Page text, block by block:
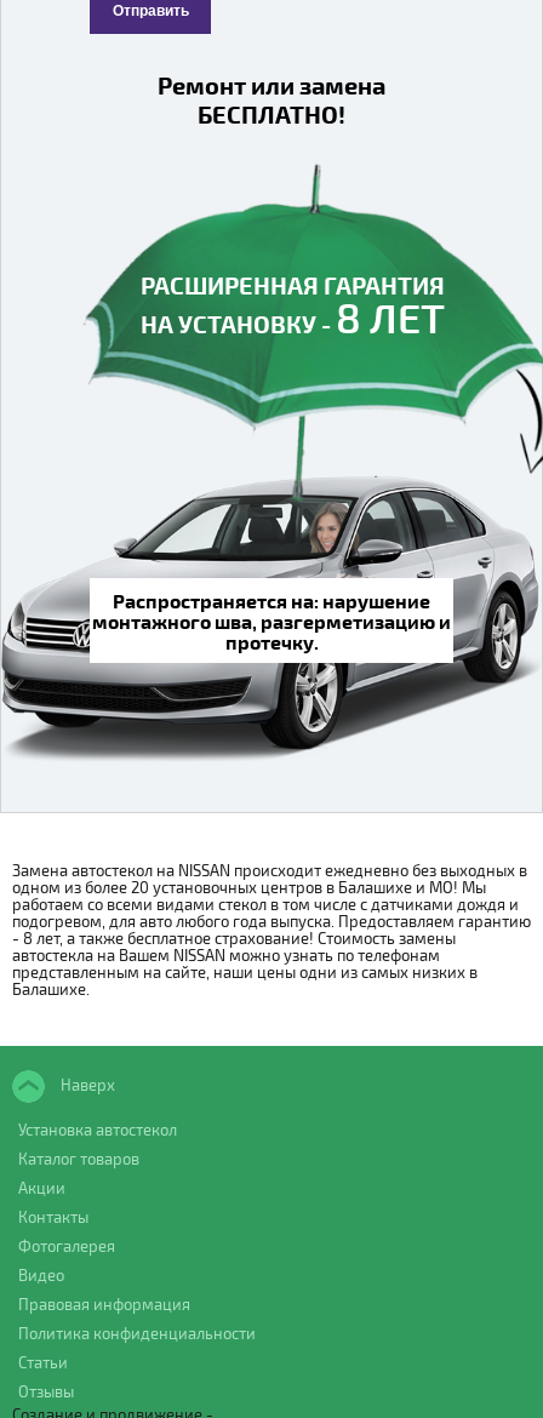
Отправить
Ремонт или замена
БЕСПЛАТНО!
РАСШИРЕННАЯ ГАРАНТИЯ
НА УСТАНОВКУ - 8 ЛЕТ
Распространяется на: нарушение
монтажного шва, разгерметизацию и
протечку.
Замена автостекол на NISSAN происходит ежедневно без выходных в
одном из более 20 установочных центров в Балашихе и МО! Мы
работаем со всеми видами стекол в том числе с датчиками дождя и
подогревом, для авто любого года выпуска. Предоставляем гарантию
- 8 лет, а также бесплатное страхование! Стоимость замены
автостекла на Вашем NISSAN можно узнать по телефонам
представленным на сайте, наши цены одни из самых низких в
Балашихе.
Наверх
Установка автостекол
Каталог товаров
Акции
Контакты
Фотогалерея
Видео
Правовая информация
Политика конфиденциальности
Статьи
Отзывы